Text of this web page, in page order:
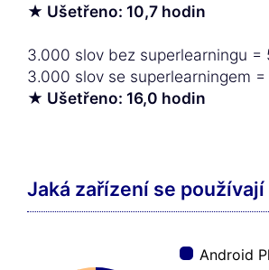
★ Ušetřeno: 10,7 hodin
3.000 slov bez superlearningu =
3.000 slov se superlearningem
★ Ušetřeno: 16,0 hodin
Jaká zařízení se používají
Android